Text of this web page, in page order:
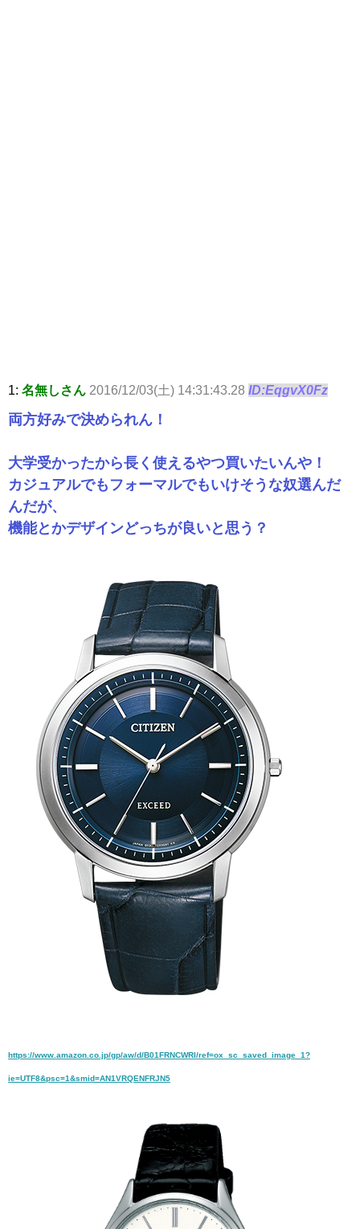
1: 名無しさん 2016/12/03(土) 14:31:43.28 ID:EqgvX0Fz
両方好みで決められん！
大学受かったから長く使えるやつ買いたいんや！
カジュアルでもフォーマルでもいけそうな奴選んだ
んだが、
機能とかデザインどっちが良いと思う？
https://www.amazon.co.jp/gp/aw/d/B01FRNCWRI/ref=ox_sc_saved_image_1?
ie=UTF8&psc=1&smid=AN1VRQENFRJN5